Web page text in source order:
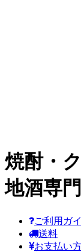
焼酎・
地酒専
ご利用ガ
送料
お支払い